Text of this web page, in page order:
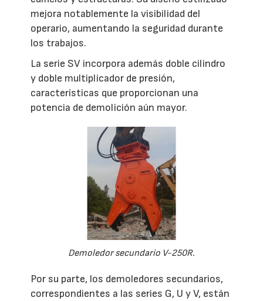
mejora notablemente la visibilidad del
operario, aumentando la seguridad durante
los trabajos.
La serie SV incorpora además doble cilindro
y doble multiplicador de presión,
características que proporcionan una
potencia de demolición aún mayor.
Demoledor secundario V-250R.
Por su parte, los demoledores secundarios,
correspondientes a las series G, U y V, están